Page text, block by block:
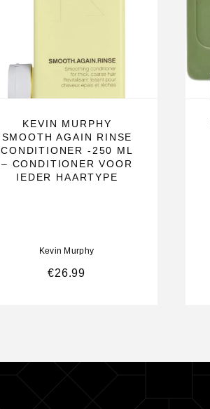
KEVIN MURPHY
SMOOTH AGAIN RINSE
CONDITIONER -250 ML
– CONDITIONER VOOR
IEDER HAARTYPE
Kevin Murphy
€26.99